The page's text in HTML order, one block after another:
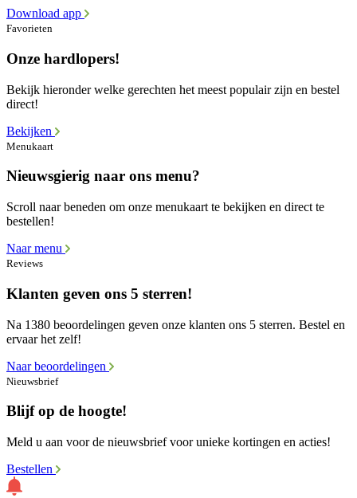
Download app
Favorieten
Onze hardlopers!
Bekijk hieronder welke gerechten het meest populair zijn en bestel
direct!
Bekijken
Menukaart
Nieuwsgierig naar ons menu?
Scroll naar beneden om onze menukaart te bekijken en direct te
bestellen!
Naar menu
Reviews
Klanten geven ons 5 sterren!
Na 1380 beoordelingen geven onze klanten ons 5 sterren. Bestel en
ervaar het zelf!
Naar beoordelingen
Nieuwsbrief
Blijf op de hoogte!
Meld u aan voor de nieuwsbrief voor unieke kortingen en acties!
Bestellen